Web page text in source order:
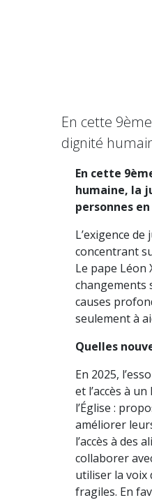
En cette
dignité
En cette
humaine, la
personnes
L’exigence
concentrant
Le pape Léon
changements
causes
seulement à
Quelles
En 2025,
et l’accès à
l’Église :
améliorer
l’accès à des
collaborer
utiliser la voix
fragiles. En